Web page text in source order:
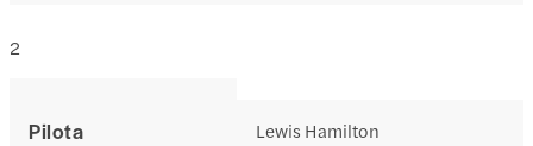
Pilota
2
Lewis Hamilton